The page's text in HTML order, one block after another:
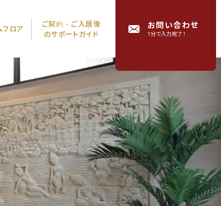
フロア
ご契約・ご入居後
のサポートガイド
お問い合わせ
1分で入力完了！
LINE